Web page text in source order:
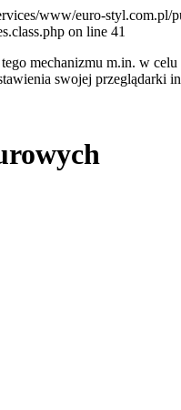
www/euro-
on line 41
mechanizmu m.in. w
swojej przeglądarki